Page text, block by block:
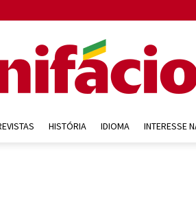
HISTÓRIA IDIOMA INTERESSE